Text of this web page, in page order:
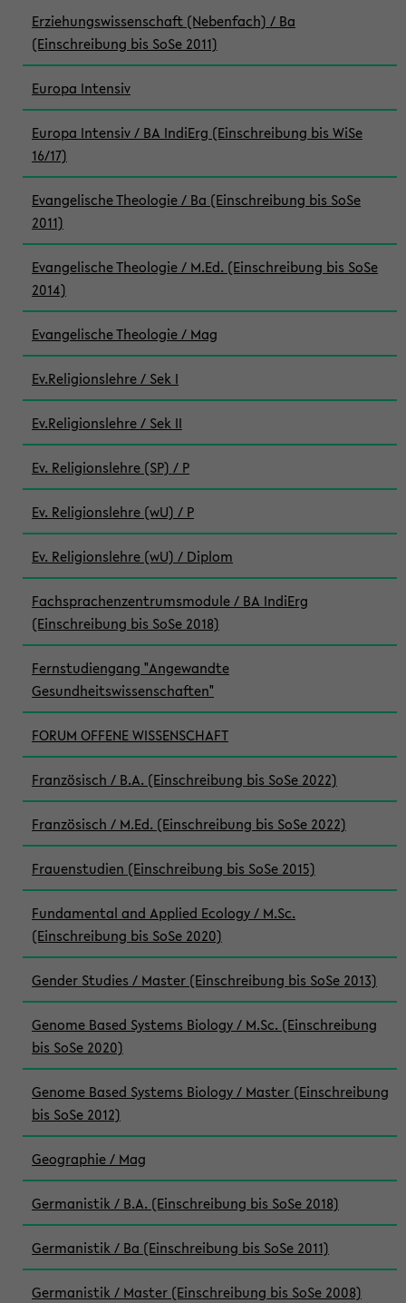
Erziehungswissenschaft (Nebenfach) / Ba
(Einschreibung bis SoSe 2011)
Europa Intensiv
Europa Intensiv / BA IndiErg (Einschreibung bis WiSe
16/17)
Evangelische Theologie / Ba (Einschreibung bis SoSe
2011)
Evangelische Theologie / M.Ed. (Einschreibung bis SoSe
2014)
Evangelische Theologie / Mag
Ev.Religionslehre / Sek I
Ev.Religionslehre / Sek II
Ev. Religionslehre (SP) / P
Ev. Religionslehre (wU) / P
Ev. Religionslehre (wU) / Diplom
Fachsprachenzentrumsmodule / BA IndiErg
(Einschreibung bis SoSe 2018)
Fernstudiengang "Angewandte
Gesundheitswissenschaften"
FORUM OFFENE WISSENSCHAFT
Französisch / B.A. (Einschreibung bis SoSe 2022)
Französisch / M.Ed. (Einschreibung bis SoSe 2022)
Frauenstudien (Einschreibung bis SoSe 2015)
Fundamental and Applied Ecology / M.Sc.
(Einschreibung bis SoSe 2020)
Gender Studies / Master (Einschreibung bis SoSe 2013)
Genome Based Systems Biology / M.Sc. (Einschreibung
bis SoSe 2020)
Genome Based Systems Biology / Master (Einschreibung
bis SoSe 2012)
Geographie / Mag
Germanistik / B.A. (Einschreibung bis SoSe 2018)
Germanistik / Ba (Einschreibung bis SoSe 2011)
Germanistik / Master (Einschreibung bis SoSe 2008)